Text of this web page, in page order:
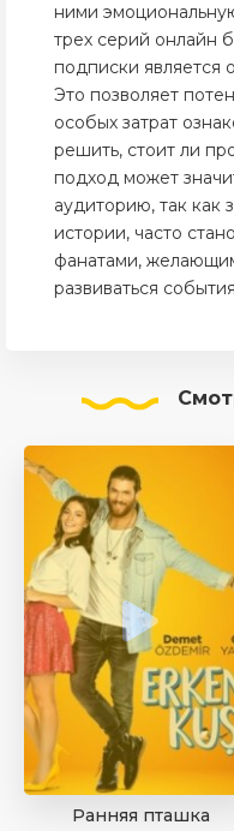
ними
трех серий онлайн
подписки является
Это позволяет
особых затрат
решить, стоит ли
подход может
аудиторию, так как
истории, часто
фанатами,
развиваться
Ранняя пташка